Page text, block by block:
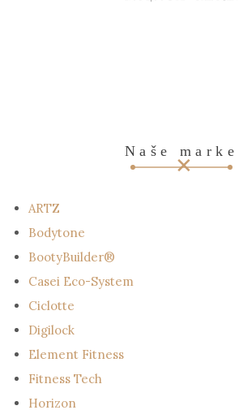
Naše marke
ARTZ
Bodytone
BootyBuilder®
Casei Eco-System
Ciclotte
Digilock
Element Fitness
Fitness Tech
Horizon